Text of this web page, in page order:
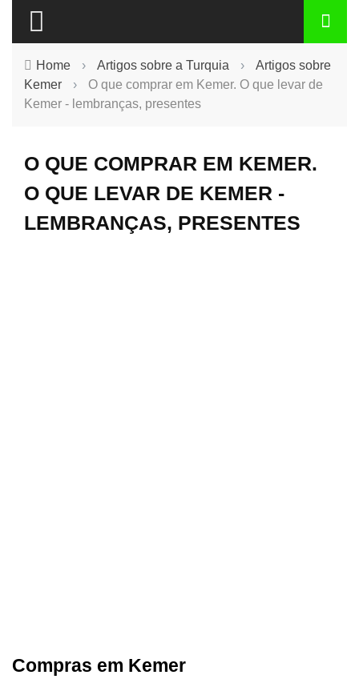
Home › Artigos sobre a Turquia ›
Artigos sobre
Kemer
›
O que comprar em Kemer. O que levar de
Kemer - lembranças, presentes
O QUE COMPRAR EM KEMER.
O QUE LEVAR DE KEMER -
LEMBRANÇAS, PRESENTES
Compras em Kemer